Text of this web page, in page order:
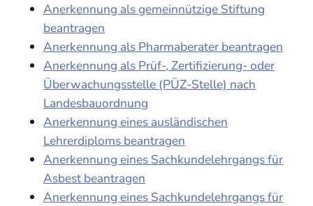
Anerkennung als gemeinnützige Stiftung
beantragen
Anerkennung als Pharmaberater beantragen
Anerkennung als Prüf-, Zertifizierung- oder
Überwachungsstelle (PÜZ-Stelle) nach
Landesbauordnung
Anerkennung eines ausländischen
Lehrerdiploms beantragen
Anerkennung eines Sachkundelehrgangs für
Asbest beantragen
Anerkennung eines Sachkundelehrgangs für